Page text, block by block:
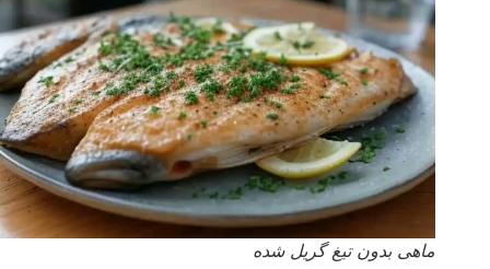
ماهی بدون تیغ گریل شده